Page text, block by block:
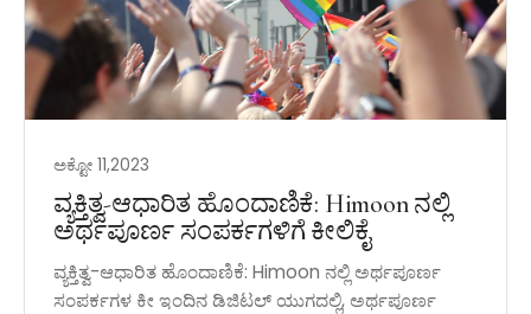
ಅಕ್ಟೋ 11,2023
ವ್ಯಕ್ತಿತ್ವ-ಆಧಾರಿತ ಹೊಂದಾಣಿಕೆ: Himoon ನಲ್ಲಿ
ಅರ್ಥಪೂರ್ಣ ಸಂಪರ್ಕಗಳಿಗೆ ಕೀಲಿಕೈ
ವ್ಯಕ್ತಿತ್ವ-ಆಧಾರಿತ ಹೊಂದಾಣಿಕೆ: Himoon ನಲ್ಲಿ ಅರ್ಥಪೂರ್ಣ
ಸಂಪರ್ಕಗಳ ಕೀ ಇಂದಿನ ಡಿಜಿಟಲ್ ಯುಗದಲ್ಲಿ, ಅರ್ಥಪೂರ್ಣ